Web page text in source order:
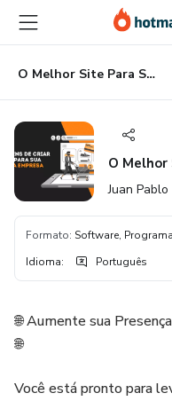
para
conteúdo
principal
para
pagamento
para
rodapé
O Melhor Site Para Sua Empresa
O Melhor
Juan Pablo
Formato: Software,
Idioma: Português
🌐 Aumente sua
🌐
Você está pronto para